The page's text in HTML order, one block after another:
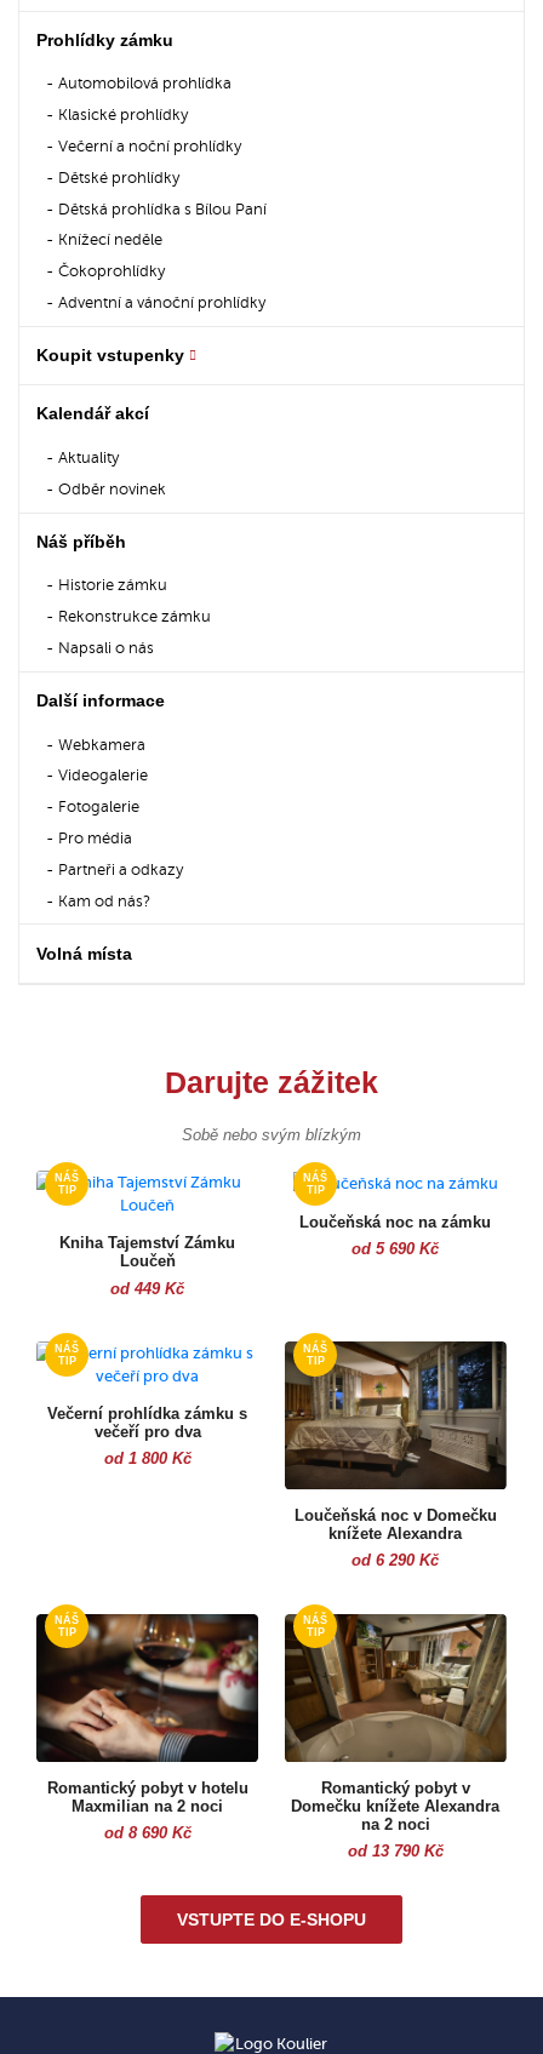
Prohlídky zámku
Automobilová prohlídka
Klasické prohlídky
Večerní a noční prohlídky
Dětské prohlídky
Dětská prohlídka s Bílou Paní
Knížecí neděle
Čokoprohlídky
Adventní a vánoční prohlídky
Koupit vstupenky
Kalendář akcí
Aktuality
Odběr novinek
Náš příběh
Historie zámku
Rekonstrukce zámku
Napsali o nás
Další informace
Webkamera
Videogalerie
Fotogalerie
Pro média
Partneři a odkazy
Kam od nás?
Volná místa
Darujte zážitek
Sobě nebo svým blízkým
Kniha Tajemství Zámku
Loučeň
od 449 Kč
Loučeňská noc na zámku
od 5 690 Kč
Večerní prohlídka zámku s
večeří pro dva
od 1 800 Kč
Loučeňská noc v Domečku
knížete Alexandra
od 6 290 Kč
Romantický pobyt v hotelu
Maxmilian na 2 noci
od 8 690 Kč
Romantický pobyt v
Domečku knížete Alexandra
na 2 noci
od 13 790 Kč
VSTUPTE DO E-SHOPU